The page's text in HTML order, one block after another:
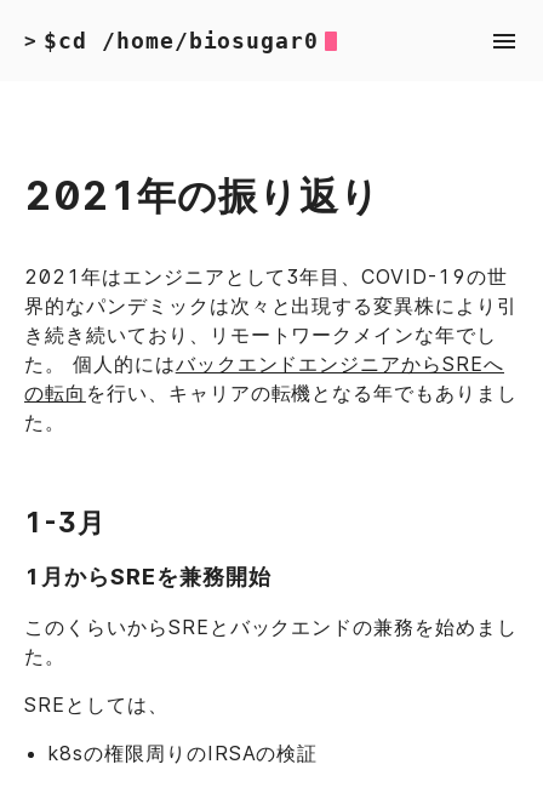
> $cd /home/biosugar0
2021年の振り返り
2021年はエンジニアとして3年目、COVID-19の世
界的なパンデミックは次々と出現する変異株により引
き続き続いており、リモートワークメインな年でし
た。 個人的にはバックエンドエンジニアからSREへ
の転向 を行い、キャリアの転機となる年でもありまし
た。
1-3月
1月からSREを兼務開始
このくらいからSREとバックエンドの兼務を始めまし
た。
SREとしては、
k8sの権限周りのIRSAの検証